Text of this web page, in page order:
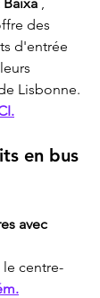
des
d'entrée
Lisbonne.
en bus
avec
centre-